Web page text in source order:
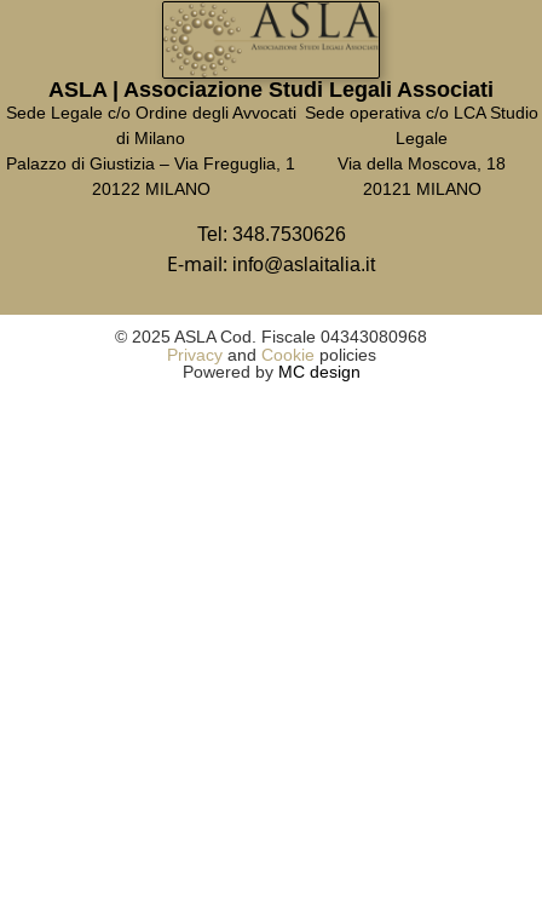
ASLA | Associazione Studi Legali Associati
Sede Legale c/o Ordine degli Avvocati
di Milano
Palazzo di Giustizia – Via Freguglia, 1
20122 MILANO
Sede operativa c/o LCA Studio
Legale
Via della Moscova, 18
20121 MILANO
Tel: 348.7530626
E-mail: info@aslaitalia.it
© 2025 ASLA Cod. Fiscale 04343080968
Privacyand Cookie policies
Powered by MC design